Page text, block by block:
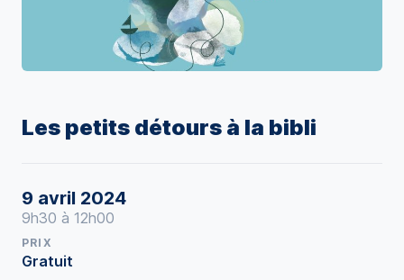
Les petits détours à la bibli
9 avril 2024
9h30 à 12h00
PRIX
Gratuit